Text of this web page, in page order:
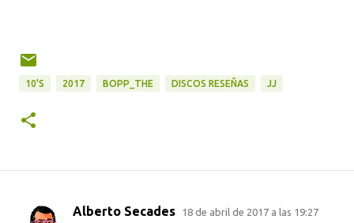
10'S 2017 BOPP_THE DISCOS RESEÑAS JJ
Alberto Secades 18 de abril de 2017 a las 19:27